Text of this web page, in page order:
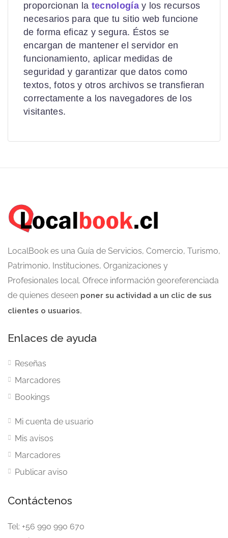
proporcionan la tecnologíay los recursos
necesarios para que tu sitio web funcione
de forma eficaz y segura. Éstos se
encargan de mantener el servidor en
funcionamiento, aplicar medidas de
seguridad y garantizar que datos como
textos, fotos y otros archivos se transfieran
correctamente a los navegadores de los
visitantes.
LocalBook es una Guía de Servicios, Comercio, Turismo,
Patrimonio, Instituciones, Organizaciones y
Profesionales local. Ofrece información georeferenciada
de quienes deseen poner su actividad a un clic de sus
clientes o usuarios.
Enlaces de ayuda
Reseñas
Marcadores
Bookings
Mi cuenta de usuario
Mis avisos
Marcadores
Publicar aviso
Contáctenos
Tel: +56 990 990 670